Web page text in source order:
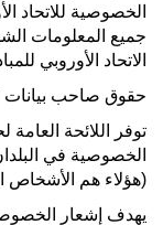
الخصوصية للاتحاد
جميع المعلومات
الاتحاد الأوروبي
حقوق صاحب بيانات
توفر اللائحة العامة
الخصوصية في
(هؤلاء هم الأشخاص
يهدف إشعار